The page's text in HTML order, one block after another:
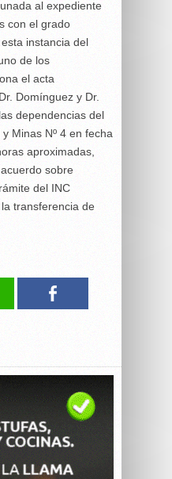
al expediente
con el grado
instancia del
de los
el acta
Domínguez y Dr.
dependencias del
Minas Nº 4 en fecha
aproximadas,
sobre
del INC
transferencia de